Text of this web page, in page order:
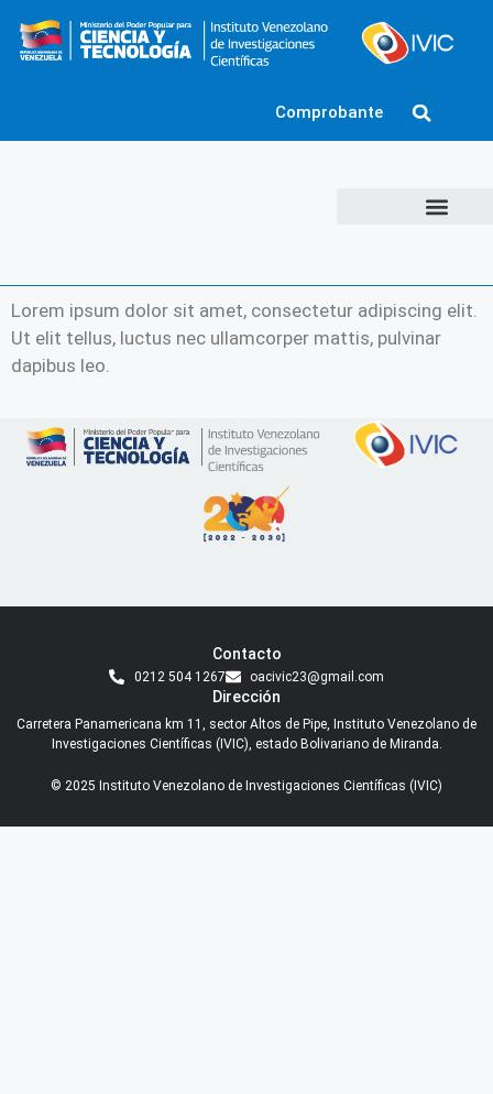
Comprobante
Lorem ipsum dolor sit amet, consectetur adipiscing elit.
Ut elit tellus, luctus nec ullamcorper mattis, pulvinar
dapibus leo.
Contacto
0212 504 1267 oacivic23@gmail.com
Dirección
Carretera Panamericana km 11, sector Altos de Pipe, Instituto Venezolano de
Investigaciones Científicas (IVIC), estado Bolivariano de Miranda.
© 2025 Instituto Venezolano de Investigaciones Científicas (IVIC)